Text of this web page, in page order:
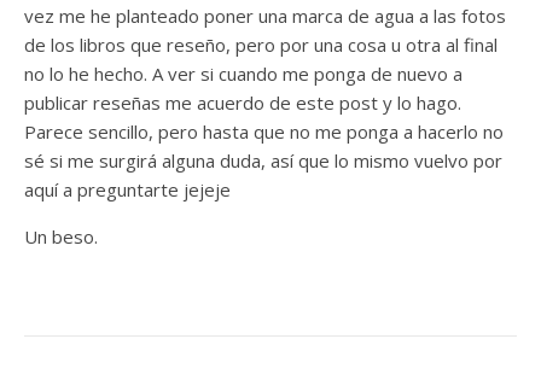
vez me he planteado poner una marca de agua a las fotos
de los libros que reseño, pero por una cosa u otra al final
no lo he hecho. A ver si cuando me ponga de nuevo a
publicar reseñas me acuerdo de este post y lo hago.
Parece sencillo, pero hasta que no me ponga a hacerlo no
sé si me surgirá alguna duda, así que lo mismo vuelvo por
aquí a preguntarte jejeje
Un beso.